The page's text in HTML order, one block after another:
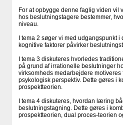
For at opbygge denne faglig viden
hos beslutningstagere bestemmer,
niveau.
I tema 2 søger vi med udgangspunkt
kognitive faktorer påvirker
I tema 3 diskuteres hvorledes
på grund af irrationelle beslutninger
virksomheds medarbejdere
psykologisk perspektiv. Dette gøres i
prospektteorien.
I tema 4 diskuteres, hvordan læring
beslutningstagning. Dette gøres i
prospektteorien, dual proces-teorien